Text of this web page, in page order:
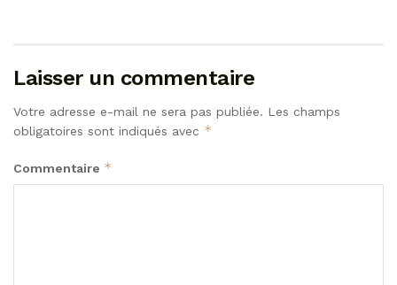
Laisser un commentaire
Votre adresse e-mail ne sera pas publiée. Les champs
obligatoires sont indiqués avec *
Commentaire *